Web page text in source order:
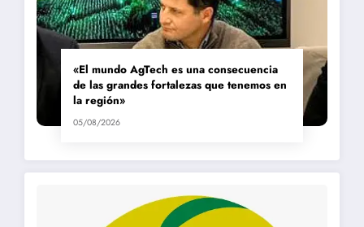
«El mundo AgTech es una consecuencia
de las grandes fortalezas que tenemos en
la región»
05/08/2026